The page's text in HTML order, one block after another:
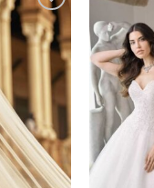
Toevoegen
aan
verlanglijst